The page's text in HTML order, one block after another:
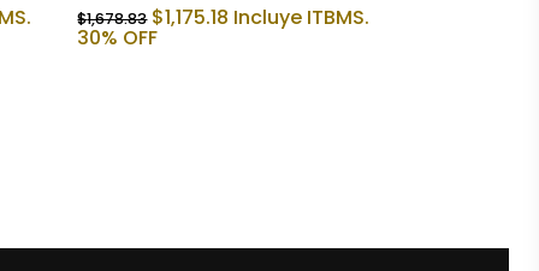
$1,678.83 El
precio
$1,175.18 El
precio
Incluye ITBMS.
30% OFF